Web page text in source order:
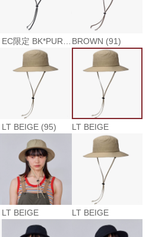
BROWN (91)
LT BEIGE (95) LT BEIGE
LT BEIGE LT BEIGE